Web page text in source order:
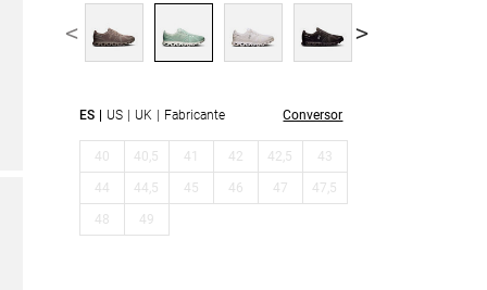
ES US UK Fabricante Conversor
40 40,5 41 42 42,5 43
44 44,5 45 46 47 47,5
48 49